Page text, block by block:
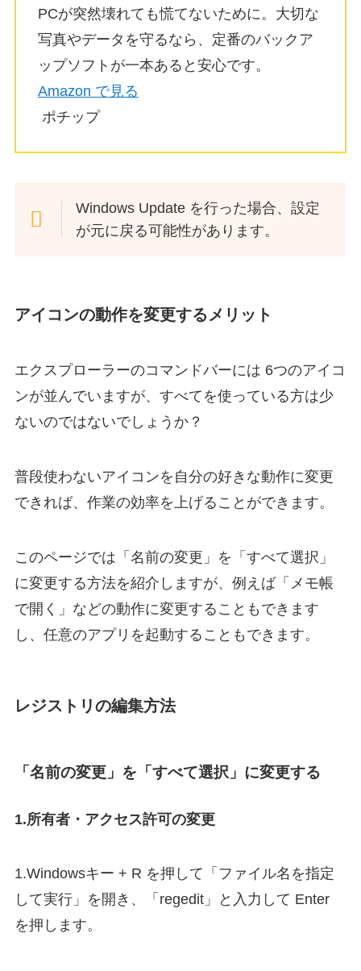
PCが突然壊れても慌てないために。大切な
写真やデータを守るなら、定番のバックア
ップソフトが一本あると安心です。
Amazon で見る
ポチップ
Windows Update を行った場合、設定
が元に戻る可能性があります。
アイコンの動作を変更するメリット
エクスプローラーのコマンドバーには 6つのアイコ
ンが並んでいますが、すべてを使っている方は少
ないのではないでしょうか？
普段使わないアイコンを自分の好きな動作に変更
できれば、作業の効率を上げることができます。
このページでは「名前の変更」を「すべて選択」
に変更する方法を紹介しますが、例えば「メモ帳
で開く」などの動作に変更することもできます
し、任意のアプリを起動することもできます。
レジストリの編集方法
「名前の変更」を「すべて選択」に変更する
1.所有者・アクセス許可の変更
1.Windowsキー + R を押して「ファイル名を指定
して実行」を開き、「regedit」と入力して Enter
を押します。